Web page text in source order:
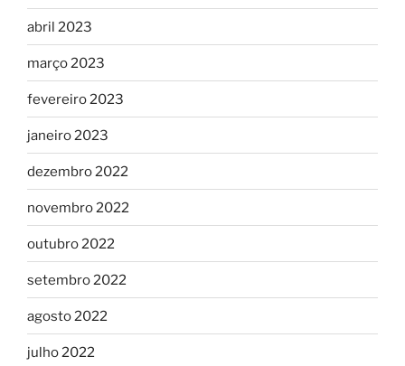
abril 2023
março 2023
fevereiro 2023
janeiro 2023
dezembro 2022
novembro 2022
outubro 2022
setembro 2022
agosto 2022
julho 2022